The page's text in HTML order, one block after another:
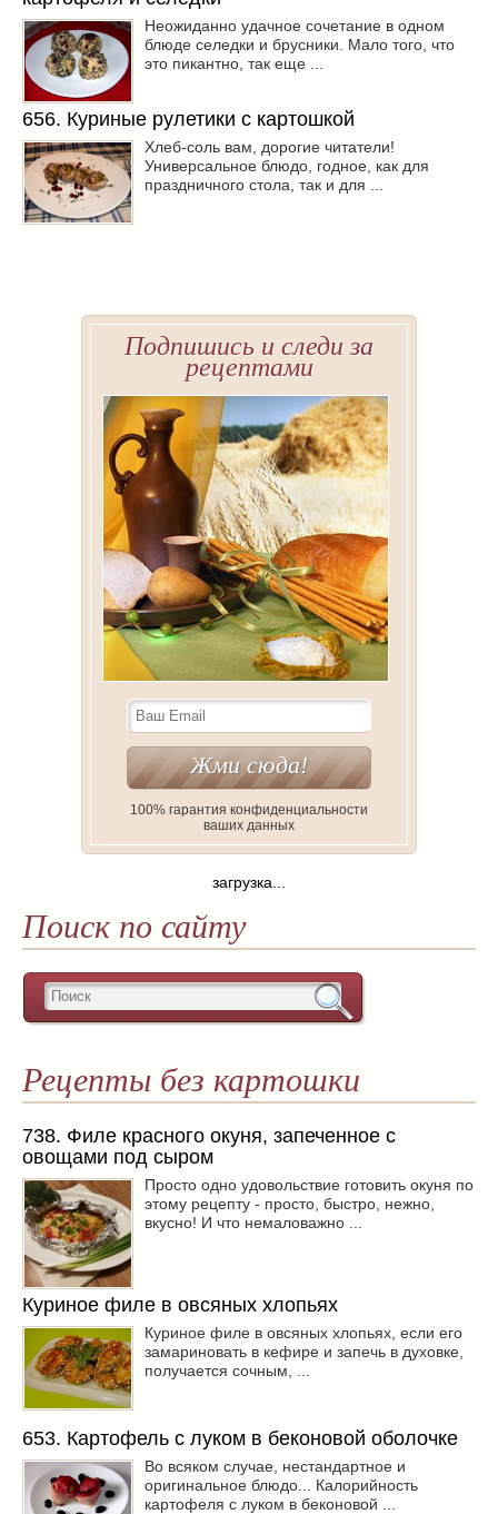
Неожиданно удачное сочетание в одном
блюде селедки и брусники. Мало того, что
это пикантно, так еще ...
656. Куриные рулетики с картошкой
Хлеб-соль вам, дорогие читатели!
Универсальное блюдо, годное, как для
праздничного стола, так и для ...
Подпишись и следи за
рецептами
100% гарантия конфиденциальности
ваших данных
загрузка...
Поиск по сайту
Рецепты без картошки
738. Филе красного окуня, запеченное с
овощами под сыром
Просто одно удовольствие готовить окуня по
этому рецепту - просто, быстро, нежно,
вкусно! И что немаловажно ...
Куриное филе в овсяных хлопьях
Куриное филе в овсяных хлопьях, если его
замариновать в кефире и запечь в духовке,
получается сочным, ...
653. Картофель с луком в беконовой оболочке
Во всяком случае, нестандартное и
оригинальное блюдо... Калорийность
картофеля с луком в беконовой ...